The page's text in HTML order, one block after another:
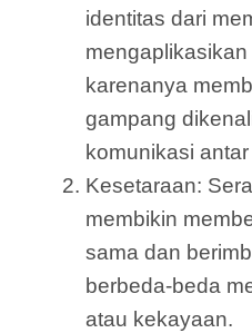
identitas dari
karenanya
gampang
komunikasi
Kesetaraan:
membikin
sama dan
berbeda-beda
atau kekayaan.